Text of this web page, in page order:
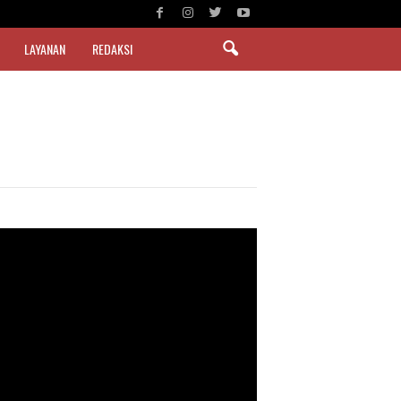
LAYANAN REDAKSI